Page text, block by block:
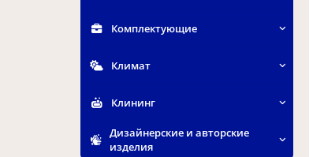
Комплектующие
Климат
Клининг
Дизайнерские и авторские
изделия